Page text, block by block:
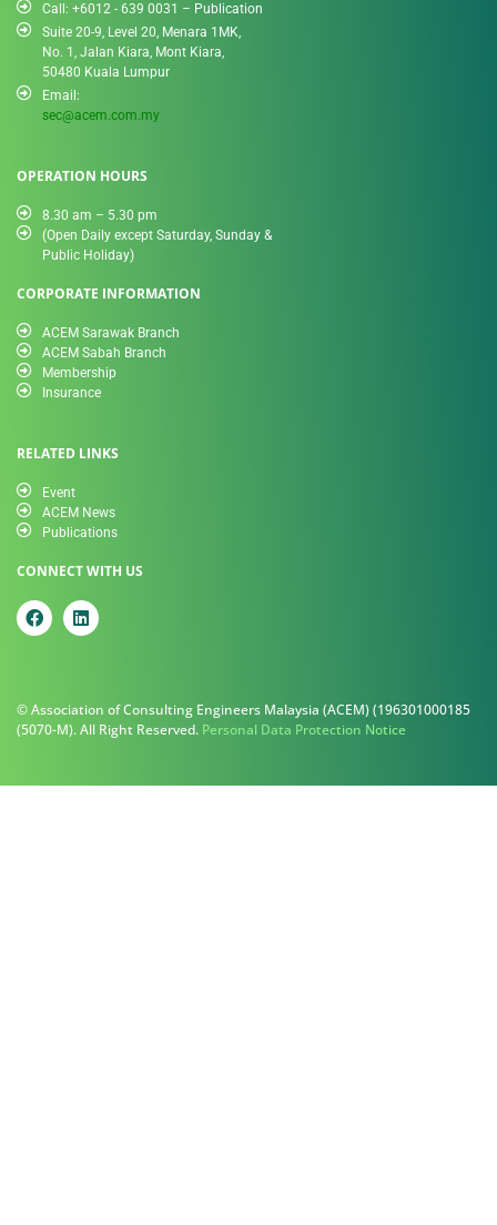
Call: +6012 - 639 0031 – Publication
Suite 20-9, Level 20, Menara 1MK,
No. 1, Jalan Kiara, Mont Kiara,
50480 Kuala Lumpur
Email:
sec@acem.com.my
OPERATION HOURS
8.30 am – 5.30 pm
(Open Daily except Saturday, Sunday &
Public Holiday)
CORPORATE INFORMATION
ACEM Sarawak Branch
ACEM Sabah Branch
Membership
Insurance
RELATED LINKS
Event
ACEM News
Publications
CONNECT WITH US
© Association of Consulting Engineers Malaysia (ACEM) (196301000185
(5070-M). All Right Reserved. Personal Data Protection Notice